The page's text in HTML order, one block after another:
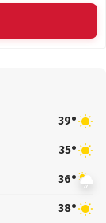
39°
35°
36°
38°